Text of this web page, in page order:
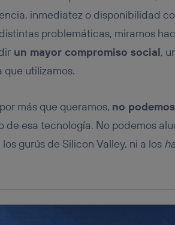
inmediatez o disponibilidad
problemáticas, miramos
un mayor compromiso social,
utilizamos.
más que queramos, no
de esa tecnología. No podemos
gurús de Silicon Valley, ni a los
uso de la tecnología recibirá el mismo
ancha (p. ej., Wi-Fi), el marketing o
de navegación de los miembros del
será más personalizado, ya que se
Utiq seleccionando “Administrar Utiq”
el
portal de privacidad de Utiq
política de privacidad de Utiq.